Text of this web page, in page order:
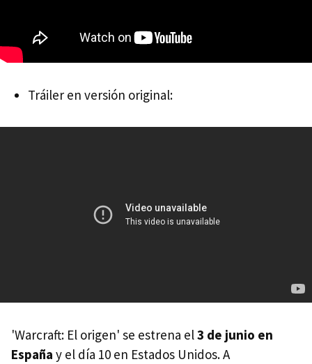
Tráiler en versión original:
'Warcraft: El origen' se estrena el3 de junio en
España y el día 10 en Estados Unidos. A